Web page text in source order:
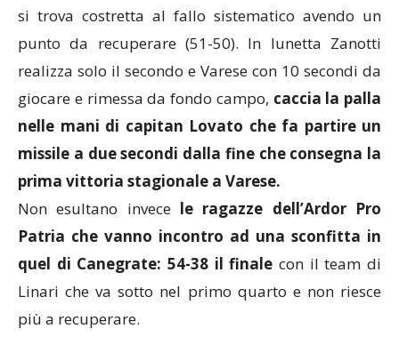
si trova costretta al fallo sistematico avendo un
punto da recuperare (51-50). In lunetta Zanotti
realizza solo il secondo e Varese con 10 secondi da
giocare e rimessa da fondo campo, caccia la palla
nelle mani di capitan Lovato che fa partire un
missile a due secondi dalla fine che consegna la
prima vittoria stagionale a Varese.
Non esultano invece le ragazze dell’Ardor Pro
Patria che vanno incontro ad una sconfitta in
quel di Canegrate: 54-38 il finale con il team di
Linari che va sotto nel primo quarto e non riesce
più a recuperare.